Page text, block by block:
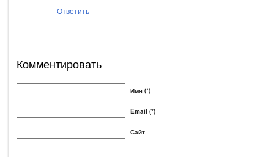
Ответить
Комментировать
Имя (*)
Email (*)
Сайт